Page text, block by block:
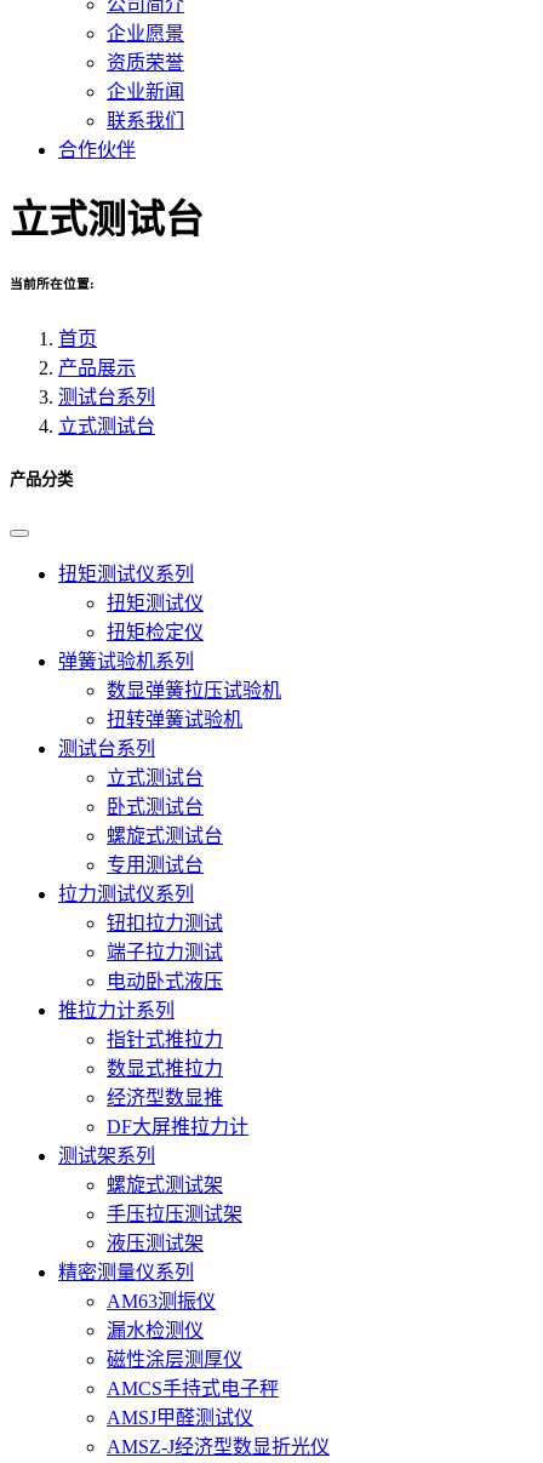
公司简介
企业愿景
资质荣誉
企业新闻
联系我们
合作伙伴
立式测试台
当前所在位置:
首页
产品展示
测试台系列
立式测试台
产品分类
扭矩测试仪系列
扭矩测试仪
扭矩检定仪
弹簧试验机系列
数显弹簧拉压试验机
扭转弹簧试验机
测试台系列
立式测试台
卧式测试台
螺旋式测试台
专用测试台
拉力测试仪系列
钮扣拉力测试
端子拉力测试
电动卧式液压
推拉力计系列
指针式推拉力
数显式推拉力
经济型数显推
DF大屏推拉力计
测试架系列
螺旋式测试架
手压拉压测试架
液压测试架
精密测量仪系列
AM63测振仪
漏水检测仪
磁性涂层测厚仪
AMCS手持式电子秤
AMSJ甲醛测试仪
AMSZ-J经济型数显折光仪